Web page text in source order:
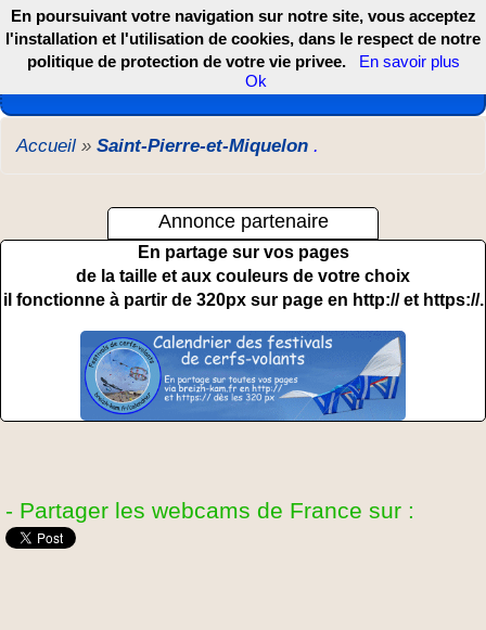
Les webcams de France, DOM TOM et COM
Accueil » Saint-Pierre-et-Miquelon .
Annonce partenaire
En partage sur vos pages
de la taille et aux couleurs de votre choix
il fonctionne à partir de 320px sur page en http:// et https://.
- Partager les webcams de France sur :
En poursuivant votre navigation sur notre site, vous acceptez
l'installation et l'utilisation de cookies, dans le respect de notre
politique de protection de votre vie privee.
En savoir plus
Ok